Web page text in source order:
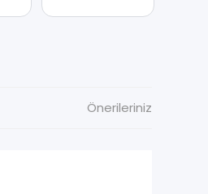
Önerileriniz